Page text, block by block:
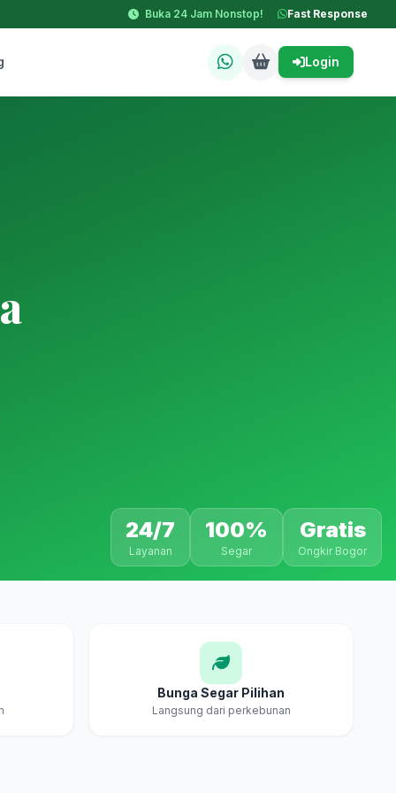
Buka 24 Jam Nonstop! Fast Response
Login
24/7
Layanan
100%
Segar
Gratis
Ongkir Bogor
Bunga Segar Pilihan
Langsung dari perkebunan